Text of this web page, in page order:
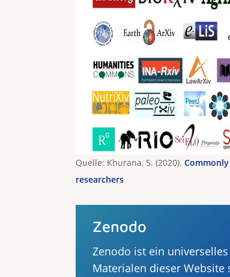
Quelle: Khurana, S. (2020).
researchers
Zenodo
Zenodo ist ein
Materialen dieser